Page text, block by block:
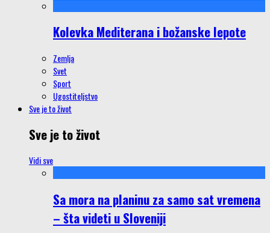
Kolevka Mediterana i božanske lepote
Zemlja
Svet
Sport
Ugostiteljstvo
Sve je to život
Sve je to život
Vidi sve
Sa mora na planinu za samo sat vremena
– šta videti u Sloveniji